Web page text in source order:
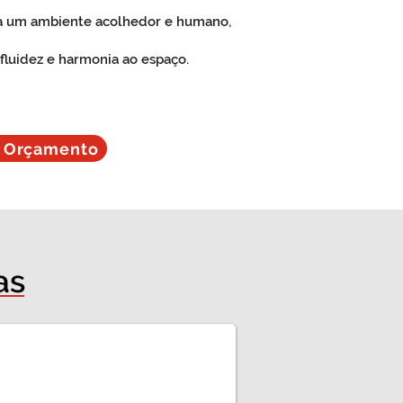
um ambiente acolhedor e humano,
e harmonia ao espaço.